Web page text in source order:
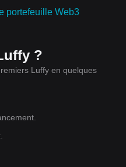
portefeuille Web3
?
Luffy en quelques